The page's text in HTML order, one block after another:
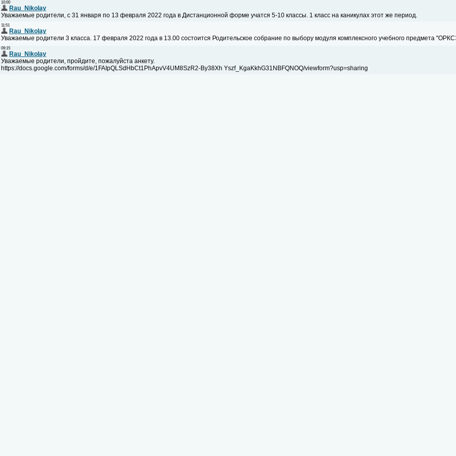
10:00
Rau_Nikolay
Уважаемые родители, с 31 января по 13 февраля 2022 года в Дистанционной форме учатся 5-10 классы. 1 класс на каникулах этот же период.
11:51
Rau_Nikolay
Уважаемые родители 3 класса. 17 февраля 2022 года в 13.00 состоится Родительское собрание по выбору модуля комплексного учебного предмета
09:15
Rau_Nikolay
Уважаемые родители, пройдите, пожалуйста анкету.
https://docs.google.com/forms/d/e/1FAIpQLSdHbCt1PhApvV4UM8SzR2-By38Xh Yszf_KgaKkhG31NBFQNOQ/viewform?usp=sharing